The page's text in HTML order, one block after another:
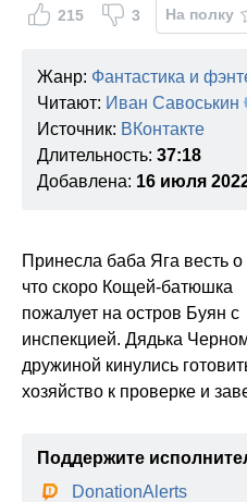
215 3 На полку
Жанр: Фантастика и
Читают: Иван Савоськин
Источник: ВКонтакте
Длительность: 37:18
Добавлена: 16 июля
Принесла баба Яга весть о
что скоро Кощей-батюшка
пожалует на остров Буян с
инспекцией. Дядька
дружиной кинулись
хозяйство к проверке и
Поддержите
DonationAlerts